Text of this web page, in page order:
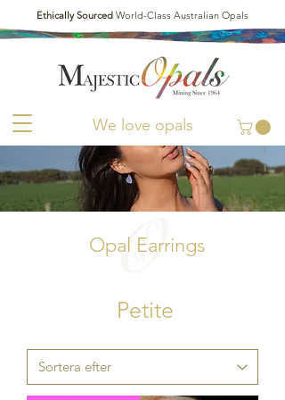
We love opals
Ethically Sourced World-Class Australian Opals
Opal Earrings
Petite